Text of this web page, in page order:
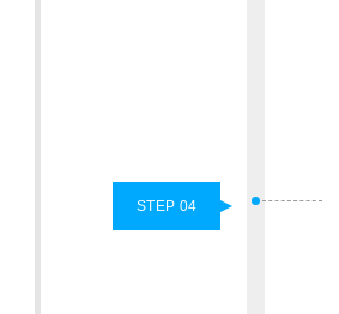
STEP 04